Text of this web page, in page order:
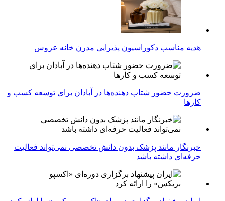
هدیه مناسب دکوراسیون پذیرایی مدرن خانه عروس
ضرورت حضور شتاب ‌دهنده‌ها در آبادان برای توسعه کسب‌ و
کارها
خبرنگار مانند پزشک بدون دانش تخصصی نمی‌تواند فعالیت
حرفه‌ای داشته باشد